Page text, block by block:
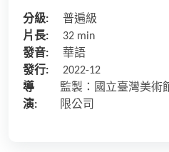
分級:
普遍級
片長:
32 min
發音:
華語
發行:
2022-12
導
演:
監製：國立臺灣美術
限公司